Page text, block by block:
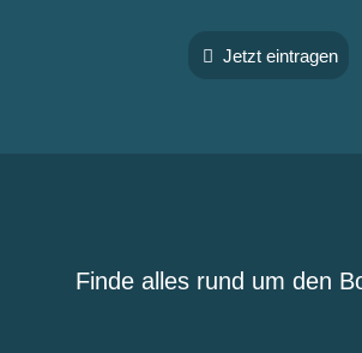
Jetzt eintragen
Finde alles rund um den